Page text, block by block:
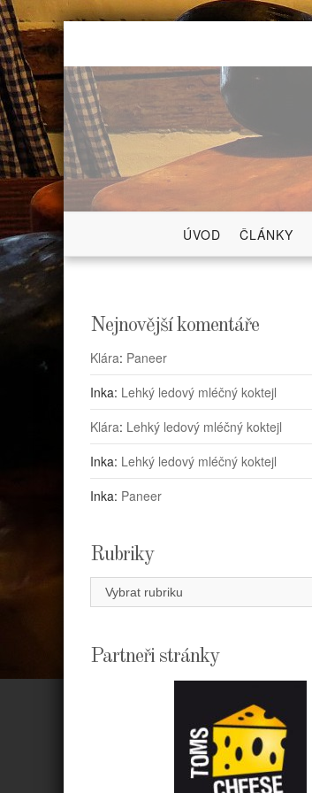
Skip
content
ÚVOD ČLÁNKY
Nejnovější komentáře
Klára: Paneer
Inka: Lehký ledový mléčný koktejl
Klára: Lehký ledový mléčný koktejl
Inka: Lehký ledový mléčný koktejl
Inka: Paneer
Rubriky
Rubriky
Partneři stránky